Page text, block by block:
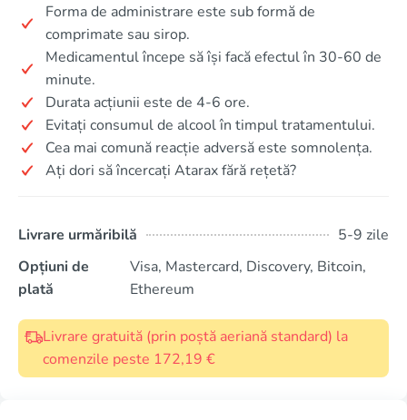
Forma de administrare este sub formă de
comprimate sau sirop.
Medicamentul începe să își facă efectul în 30-60 de
minute.
Durata acțiunii este de 4-6 ore.
Evitați consumul de alcool în timpul tratamentului.
Cea mai comună reacție adversă este somnolența.
Ați dori să încercați Atarax fără rețetă?
Livrare urmăribilă
5-9 zile
Opțiuni de
plată
Visa, Mastercard, Discovery, Bitcoin,
Ethereum
Livrare gratuită (prin poștă aeriană standard) la
comenzile peste 172,19 €